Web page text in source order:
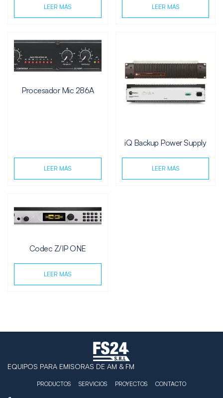
LEER MÁS LEER MÁS
Procesador Mic 286A
LEER MÁS
iQ Backup Power Supply
LEER MÁS
Codec Z/IP ONE
LEER MÁS
EQUIPOS PARA EMISORAS DE AM & FM
PRODUCTOS SERVICIOS PROYECTOS CONTACTO